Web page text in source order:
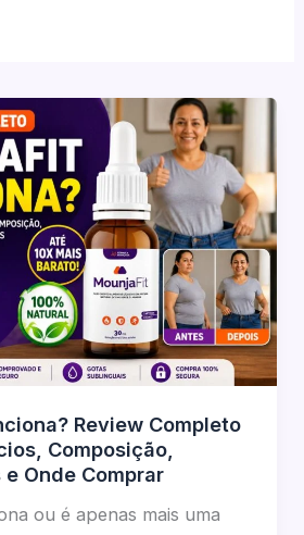
Review Completo
Composição,
Onde Comprar
ou é apenas mais uma